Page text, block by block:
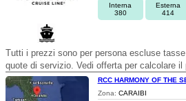
Interna
380
Esterna
414
Tutti i prezzi sono per persona escluse
quote di servizio. Vedi offerta per calcolare il
RCC HARMONY OF THE
Zona: CARAIBI